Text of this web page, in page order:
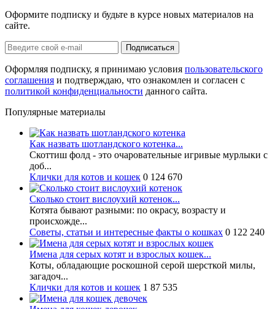
Оформите подписку и будьте в курсе новых материалов на
сайте.
Оформляя подписку, я принимаю условия пользовательского
соглашения и подтверждаю, что ознакомлен и согласен с
политикой конфиденциальности данного сайта.
Популярные материалы
Как назвать шотландского котенка...
Скоттиш фолд - это очаровательные игривые мурлыки с
доб...
Клички для котов и кошек 0 124 670
Сколько стоит вислоухий котенок...
Котята бывают разными: по окрасу, возрасту и
происхожде...
Советы, статьи и интересные факты о кошках 0 122 240
Имена для серых котят и взрослых кошек...
Коты, обладающие роскошной серой шерсткой милы,
загадоч...
Клички для котов и кошек 1 87 535